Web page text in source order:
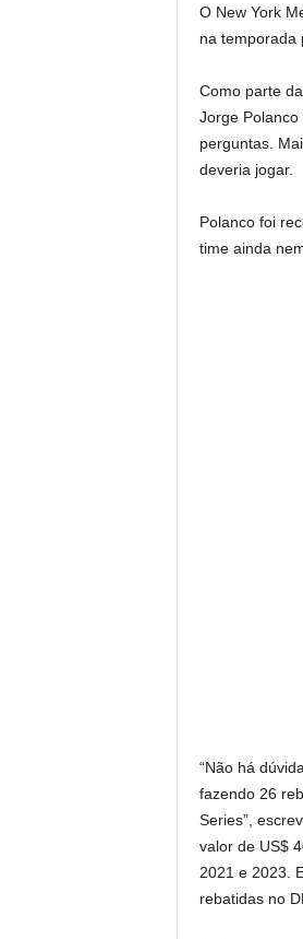
O New York
na temporada
Como parte
Jorge
perguntas.
deveria jogar.
Polanco foi
time ainda
“Não há
fazendo 26
Series”,
valor de US$
2021 e 2023.
rebatidas no